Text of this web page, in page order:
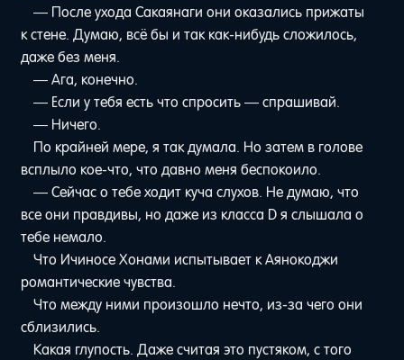
— После ухода Сакаянаги они оказались прижаты
к стене. Думаю, всё бы и так как-нибудь сложилось,
даже без меня.
— Ага, конечно.
— Если у тебя есть что спросить — спрашивай.
— Ничего.
По крайней мере, я так думала. Но затем в голове
всплыло кое-что, что давно меня беспокоило.
— Сейчас о тебе ходит куча слухов. Не думаю, что
все они правдивы, но даже из класса D я слышала о
тебе немало.
Что Ичиносе Хонами испытывает к Аянокоджи
романтические чувства.
Что между ними произошло нечто, из-за чего они
сблизились.
Какая глупость. Даже считая это пустяком, с того